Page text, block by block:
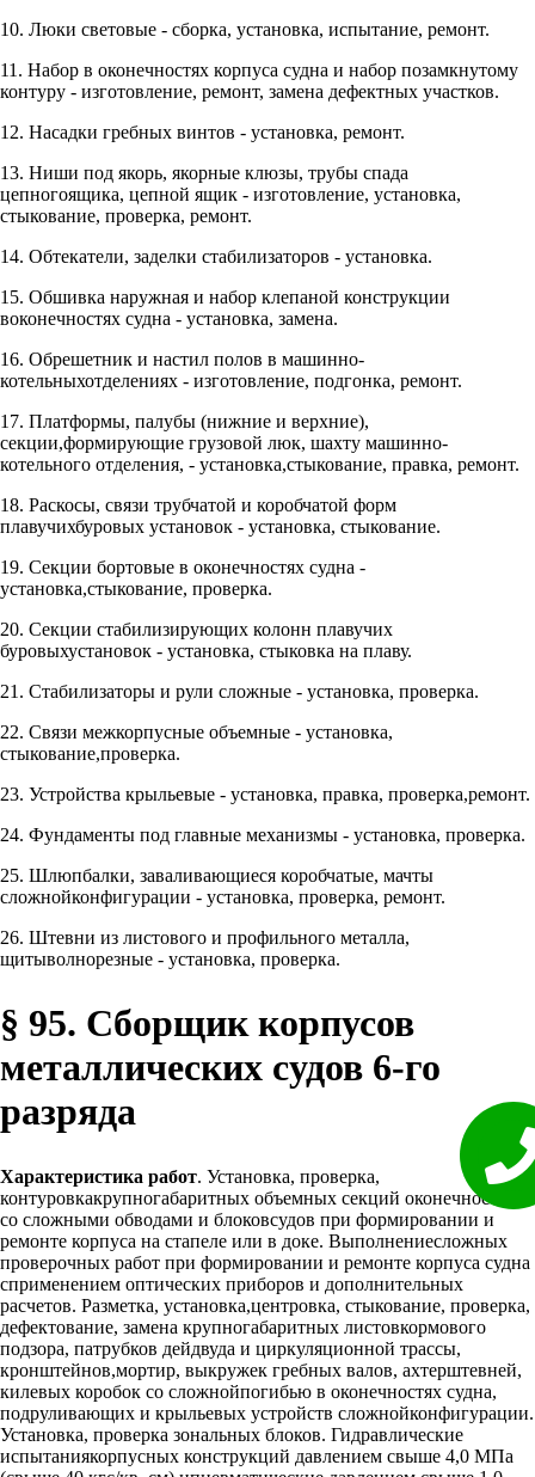
10. Люки световые - сборка, установка, испытание, ремонт.
11. Набор в оконечностях корпуса судна и набор позамкнутому
контуру - изготовление, ремонт, замена дефектных участков.
12. Насадки гребных винтов - установка, ремонт.
13. Ниши под якорь, якорные клюзы, трубы спада
цепногоящика, цепной ящик - изготовление, установка,
стыкование, проверка, ремонт.
14. Обтекатели, заделки стабилизаторов - установка.
15. Обшивка наружная и набор клепаной конструкции
воконечностях судна - установка, замена.
16. Обрешетник и настил полов в машинно-
котельныхотделениях - изготовление, подгонка, ремонт.
17. Платформы, палубы (нижние и верхние),
секции,формирующие грузовой люк, шахту машинно-
котельного отделения, - установка,стыкование, правка, ремонт.
18. Раскосы, связи трубчатой и коробчатой форм
плавучихбуровых установок - установка, стыкование.
19. Секции бортовые в оконечностях судна -
установка,стыкование, проверка.
20. Секции стабилизирующих колонн плавучих
буровыхустановок - установка, стыковка на плаву.
21. Стабилизаторы и рули сложные - установка, проверка.
22. Связи межкорпусные объемные - установка,
стыкование,проверка.
23. Устройства крыльевые - установка, правка, проверка,ремонт.
24. Фундаменты под главные механизмы - установка, проверка.
25. Шлюпбалки, заваливающиеся коробчатые, мачты
сложнойконфигурации - установка, проверка, ремонт.
26. Штевни из листового и профильного металла,
щитыволнорезные - установка, проверка.
§ 95. Сборщик корпусов
металлических судов 6-го
разряда
Характеристика работ. Установка, проверка,
контуровкакрупногабаритных объемных секций оконечностей
со сложными обводами и блоковсудов при формировании и
ремонте корпуса на стапеле или в доке. Выполнениесложных
проверочных работ при формировании и ремонте корпуса судна
сприменением оптических приборов и дополнительных
расчетов. Разметка, установка,центровка, стыкование, проверка,
дефектование, замена крупногабаритных листовкормового
подзора, патрубков дейдвуда и циркуляционной трассы,
кронштейнов,мортир, выкружек гребных валов, ахтерштевней,
килевых коробок со сложнойпогибью в оконечностях судна,
подруливающих и крыльевых устройств сложнойконфигурации.
Установка, проверка зональных блоков. Гидравлические
испытаниякорпусных конструкций давлением свыше 4,0 МПа